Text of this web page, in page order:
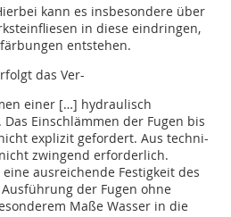
kann es insbesondere über
in diese eindringen,
entstehen.
das Ver-
einer […] hy­draulisch
Einschlämmen der Fugen bis
explizit gefordert. Aus techni-
zwingend erforderlich.
ausreichende Festigkeit des
der Fugen ohne
Maße Wasser in die